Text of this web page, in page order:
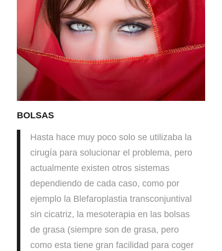
BOLSAS
Hasta hace muy poco solo se utilizaba la
cirugía para solucionar el problema, pero
actualmente existen otros sistemas
dependiendo de cada caso, como por
ejemplo la Blefaroplastia transconjuntival
sin cicatriz, la mesoterapia en las bolsas
de grasa (siempre son de grasa, pero
como esta tiene gran facilidad para coger